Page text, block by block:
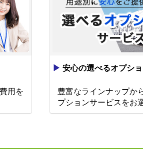
用を
▶ 安心の選べるオプシ
豊富なラインナップか
プションサービスをお